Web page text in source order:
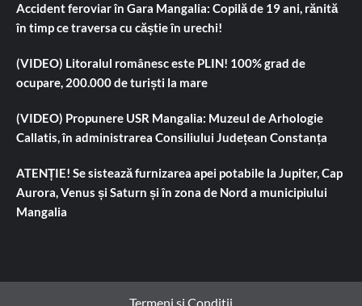
Accident feroviar în Gara Mangalia: Copilă de 19 ani, rănită
în timp ce traversa cu căștie în urechi!
(VIDEO) Litoralul românesc este PLIN! 100% grad de
ocupare, 200.000 de turiști la mare
(VIDEO) Propunere USR Mangalia: Muzeul de Arhologie
Callatis, în administrarea Consiliului Județean Constanța
ATENȚIE! Se sistează furnizarea apei potabile la Jupiter, Cap
Aurora, Venus și Saturn și în zona de Nord a municipiului
Mangalia
Termeni si Conditii